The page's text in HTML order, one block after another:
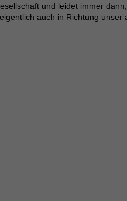
und leidet immer
auch in Richtung